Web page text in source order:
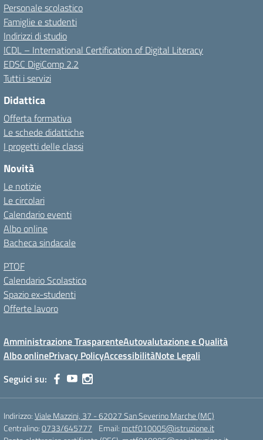
Personale scolastico
Famiglie e studenti
Indirizzi di studio
ICDL – International Certification of Digital Literacy
EDSC DigiComp 2.2
Tutti i servizi
Didattica
Offerta formativa
Le schede didattiche
I progetti delle classi
Novità
Le notizie
Le circolari
Calendario eventi
Albo online
Bacheca sindacale
PTOF
Calendario Scolastico
Spazio ex-studenti
Offerte lavoro
Amministrazione TrasparenteAutovalutazione e Qualità
Albo onlinePrivacy PolicyAccessibilitàNote Legali
Seguici su:
Indirizzo:Viale Mazzini, 37 - 62027 San Severino Marche (MC)
Centralino:0733/645777 Email: mctf010005@istruzione.it